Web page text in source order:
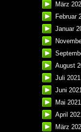
März
Februar
Januar
August
Juli 2021
Juni
Mai 2021
April
März